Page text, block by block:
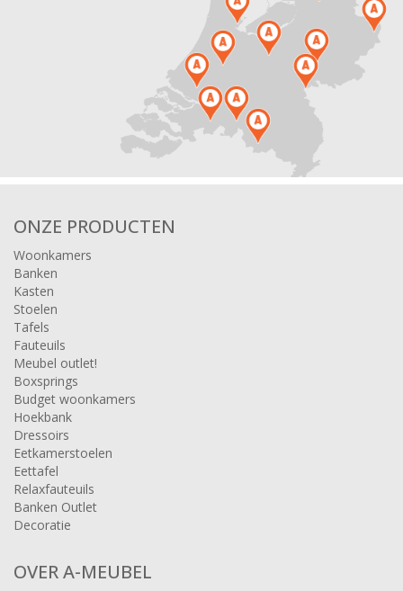
ONZE PRODUCTEN
Woonkamers
Banken
Kasten
Stoelen
Tafels
Fauteuils
Meubel outlet!
Boxsprings
Budget woonkamers
Hoekbank
Dressoirs
Eetkamerstoelen
Eettafel
Relaxfauteuils
Banken Outlet
Decoratie
OVER A-MEUBEL